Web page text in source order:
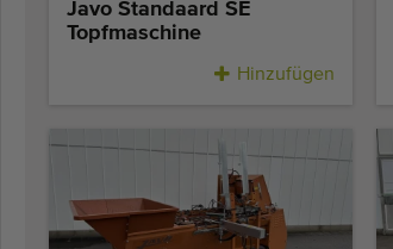
Javo Standaard SE
Topfmaschine
Hinzufügen